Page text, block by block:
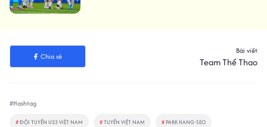
Chia sẻ
Bài viết
Team Thể Thao
#Hashtag
#ĐỘI TUYỂN U23 VIỆT NAM #TUYỂN VIỆT NAM # PARK HANG-SEO